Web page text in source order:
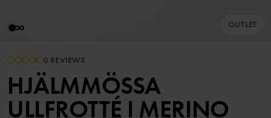
OUTLET
0 REVIEWS
HJÄLMMÖSSA
ULLFROTTÉ I MERINO